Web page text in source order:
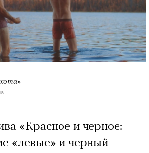
«Красное и черное:
«левые» и черный